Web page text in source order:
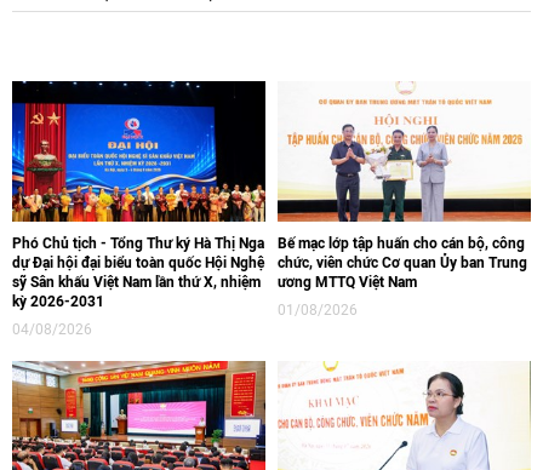
Phó Chủ tịch - Tổng Thư ký Hà Thị Nga
dự Đại hội đại biểu toàn quốc Hội Nghệ
sỹ Sân khấu Việt Nam lần thứ X, nhiệm
kỳ 2026-2031
04/08/2026
Bế mạc lớp tập huấn cho cán bộ, công
chức, viên chức Cơ quan Ủy ban Trung
ương MTTQ Việt Nam
01/08/2026